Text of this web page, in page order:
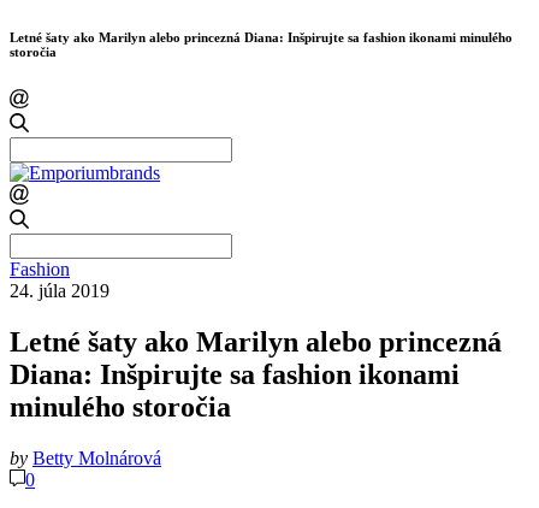
Letné šaty ako Marilyn alebo princezná Diana: Inšpirujte sa fashion ikonami minulého
storočia
for:
for:
Fashion
24. júla 2019
Letné šaty ako Marilyn alebo princezná
Diana: Inšpirujte sa fashion ikonami
minulého storočia
by Betty Molnárová
0